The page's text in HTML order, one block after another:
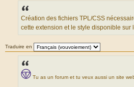
Création des fichiers TPL/CSS
cette extension et le style disponible sur
Traduire en
Tu as un forum et tu veux aussi un site